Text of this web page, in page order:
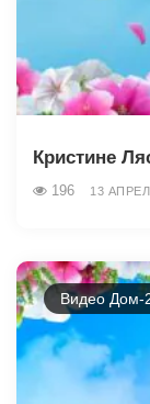
Кристине
196 13
Видео Дом-